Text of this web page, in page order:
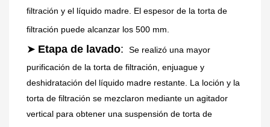
filtración y el líquido madre. El espesor de la torta de
filtración puede alcanzar los 500 mm.
➤ Etapa de lavado:
Se realizó una mayor
purificación de la torta de filtración, enjuague y
deshidratación del líquido madre restante. La loción y la
torta de filtración se mezclaron mediante un agitador
vertical para obtener una suspensión de torta de